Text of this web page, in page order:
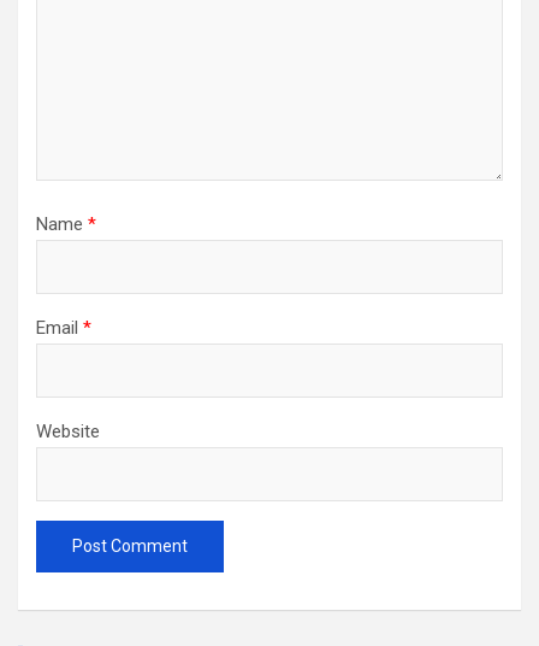
Name *
Email *
Website